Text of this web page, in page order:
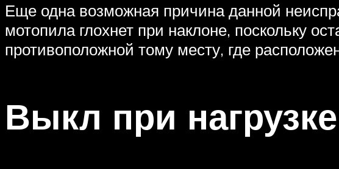
Еще одна возможная причина данной
мотопила глохнет при наклоне, поскольку
противоположной тому месту, где
Выкл при нагрузке